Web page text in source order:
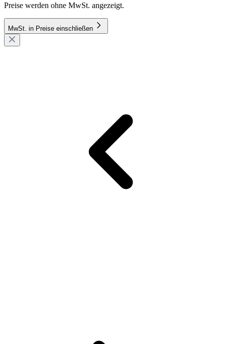
Preise werden ohne MwSt. angezeigt.
MwSt. in Preise einschließen